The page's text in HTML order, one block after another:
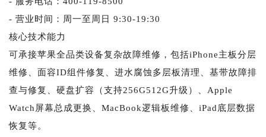
- 营业时间：周一至周日 9:30-19:30
核心技术能力
可承接苹果全品类设备复杂故障维修，包括iPhone主板分层
维修、面容ID组件修复、进水腐蚀多层板清理、基带故障排
查与修复、硬盘扩容（支持256G512G升级）、Apple
Watch屏幕总成更换、MacBook逻辑板维修、iPad底层数据
恢复等。